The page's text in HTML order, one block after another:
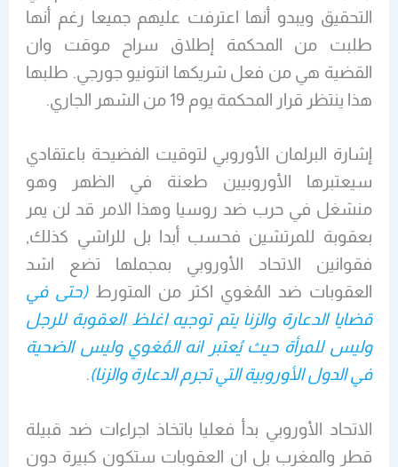
التحقيق ويبدو أنها اعترفت عليهم جميعا رغم أنها
طلبت من المحكمة إطلاق سراح موقت وان
القضية هي من فعل شريكها انتونيو جورجي. طلبها
هذا ينتظر قرار المحكمة يوم 19 من الشهر الجاري.
إشارة البرلمان الأوروبي لتوقيت الفضيحة باعتقادي
سيعتبرها الأوروبيين طعنة في الظهر وهو
منشغل في حرب ضد روسيا وهذا الامر قد لن يمر
بعقوبة للمرتشين فحسب أبدا بل للراشي كذلك,
فقوانين الاتحاد الأوروبي بمجملها تضع اشد
العقوبات ضد المُغوي اكثر من المتورط(حتى في
قضايا الدعارة والزنا يتم توجيه اغلظ العقوبة للرجل
وليس للمرأة حيث يُعتبر انه المُغوي وليس الضحية
في الدول الأوروبية التي تجرم الدعارة والزنا).
الاتحاد الأوروبي بدأ فعليا باتخاذ اجراءات ضد قبيلة
قطر والمغرب بل ان العقوبات ستكون كبيرة دون